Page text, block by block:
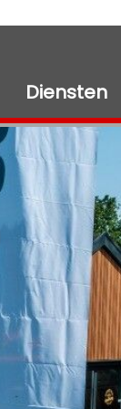
Diensten